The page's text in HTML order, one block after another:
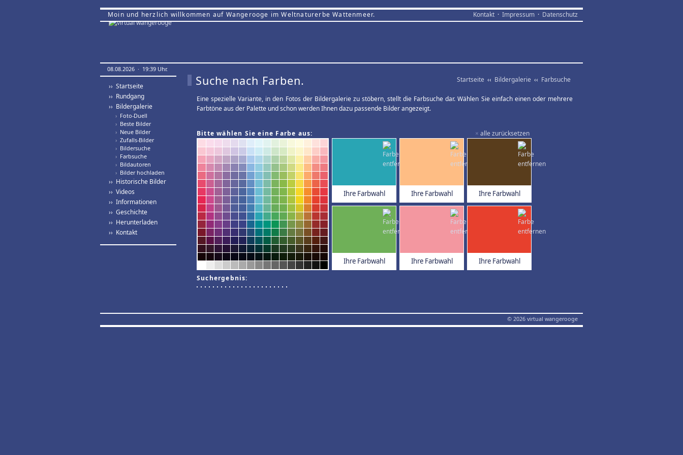
Moin und herzlich willkommen auf Wangerooge im Weltnaturerbe Wattenmeer. Kontakt · Impressum · Datenschutz
08.08.2026 · 19:39 Uhr.
›› Startseite
›› Rundgang
›› Bildergalerie
› Foto-Duell
› Beste Bilder
› Neue Bilder
› Zufalls-Bilder
› Bildersuche
› Farbsuche
› Bildautoren
› Bilder hochladen
›› Historische Bilder
›› Videos
›› Informationen
›› Geschichte
›› Herunterladen
›› Kontakt
Startseite ‹‹ Bildergalerie ‹‹ Farbsuche
Suche nach Farben.
Eine spezielle Variante, in den Fotos der Bildergalerie zu stöbern, stellt die Farbsuche dar. Wählen Sie einfach einen oder mehrere
Farbtöne aus der Palette und schon werden Ihnen dazu passende Bilder angezeigt.
× alle zurücksetzen
Bitte wählen Sie eine Farbe aus:
Ihre Farbwahl Ihre Farbwahl Ihre Farbwahl
Ihre Farbwahl Ihre Farbwahl Ihre Farbwahl
Suchergebnis:
© 2026 virtual wangerooge